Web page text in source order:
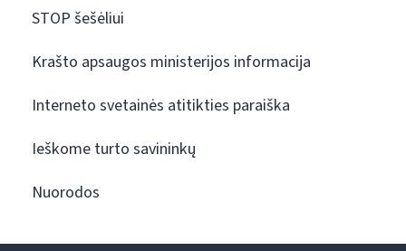
STOP šešėliui
Krašto apsaugos ministerijos informacija
Interneto svetainės atitikties paraiška
Ieškome turto savininkų
Nuorodos